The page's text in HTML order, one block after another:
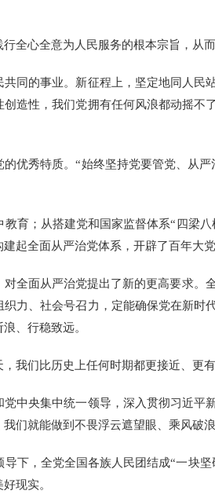
心全意为人民服务的根本宗旨，从而
的事业。新征程上，坚定地同人民
造性，我们党拥有任何风浪都动摇不
秀特质。“始终坚持党要管党、从严
育；从搭建党和国家监督体系“四梁
起全面从严治党体系，开辟了百年大
面从严治党提出了新的更高要求。
力、社会号召力，定能确保党在新时
、行稳致远。
们比历史上任何时期都更接近、更有
央集中统一领导，深入贯彻习近平
们就能做到不畏浮云遮望眼、乘风破浪
，全党全国各族人民团结成“一块坚
现实。